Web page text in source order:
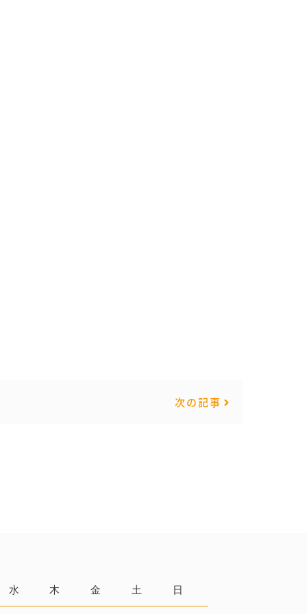
次の記事
水 木 金 土 日